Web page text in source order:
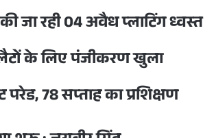
जा रही 04 अवैध प्लाटिंग ध्वस्त
के लिए पंजीकरण खुला
78 सप्ताह का प्रशिक्षण